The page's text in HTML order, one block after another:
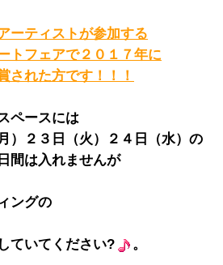
ーティストが参加する
トフェアで２０１７年に
された方です！！！
ペースには
）２３日（火）２４日（水）の
間は入れませんが
ングの
ていてください?
。